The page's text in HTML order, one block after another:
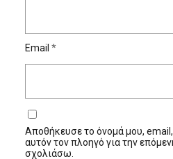
Email *
Αποθήκευσε το όνομά μου,
αυτόν τον πλοηγό για την
σχολιάσω.